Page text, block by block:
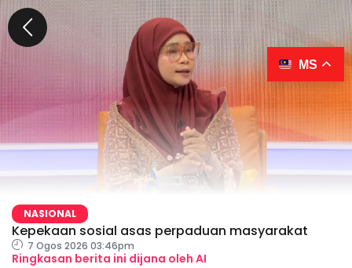
NASIONAL
Kepekaan sosial asas perpaduan masyarakat
7 Ogos 2026 03:46pm
Ringkasan berita ini dijana oleh AI
MS